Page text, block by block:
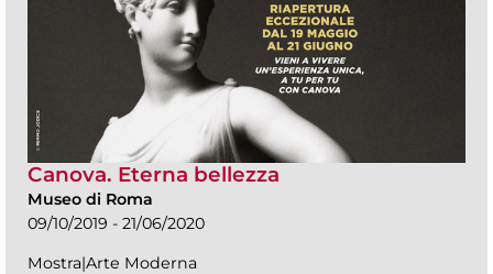
Canova. Eterna bellezza
Museo di Roma
09/10/2019 - 21/06/2020
Mostra|Arte Moderna